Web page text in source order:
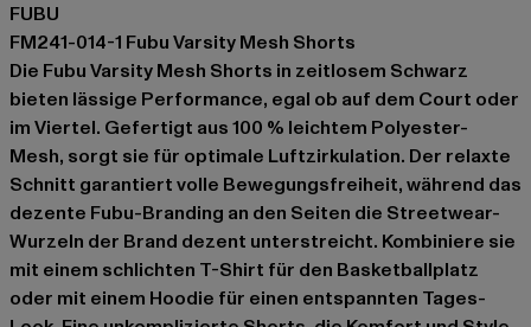
FUBU
FM241-014-1 Fubu Varsity Mesh Shorts
Die Fubu Varsity Mesh Shorts in zeitlosem Schwarz
bieten lässige Performance, egal ob auf dem Court oder
im Viertel. Gefertigt aus 100 % leichtem Polyester-
Mesh, sorgt sie für optimale Luftzirkulation. Der relaxte
Schnitt garantiert volle Bewegungsfreiheit, während das
dezente Fubu-Branding an den Seiten die Streetwear-
Wurzeln der Brand dezent unterstreicht. Kombiniere sie
mit einem schlichten T-Shirt für den Basketballplatz
oder mit einem Hoodie für einen entspannten Tages-